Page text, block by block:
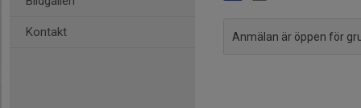
Kontakt Anmälan är öppen för